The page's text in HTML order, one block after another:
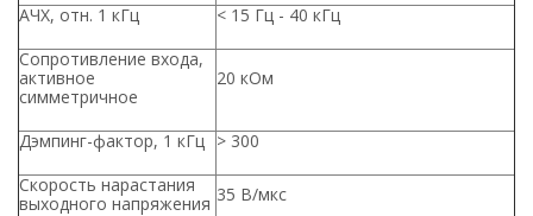
АЧХ, отн. 1 кГц
< 15 Гц - 40 кГц
Сопротивление входа,
активное
симметричное
20 кОм
Дэмпинг-фактор, 1 кГц
> 300
Скорость нарастания
выходного напряжения 35 В/мкс